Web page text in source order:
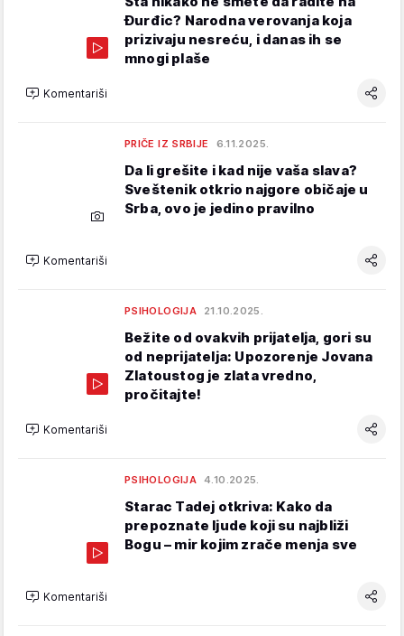
Đurđic? Narodna verovanja koja
prizivaju nesreću, i danas ih se
mnogi plaše
Komentariši
PRIČE IZ SRBIJE 6.11.2025.
Da li grešite i kad nije vaša slava?
Sveštenik otkrio najgore običaje u
Srba, ovo je jedino pravilno
Komentariši
PSIHOLOGIJA 21.10.2025.
Bežite od ovakvih prijatelja, gori su
od neprijatelja: Upozorenje Jovana
Zlatoustog je zlata vredno,
pročitajte!
Komentariši
PSIHOLOGIJA 4.10.2025.
Starac Tadej otkriva: Kako da
prepoznate ljude koji su najbliži
Bogu – mir kojim zrače menja sve
Komentariši